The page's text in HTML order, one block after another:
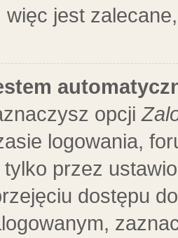
jest
opcji
logowania,
przez
dostępu